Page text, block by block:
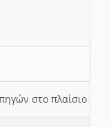
στο πλαίσιο